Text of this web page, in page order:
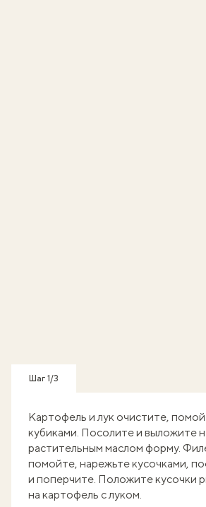
Шаг 1/3
Картофель и лук очистите,
кубиками. Посолите и выложите
растительным маслом форму.
помойте, нарежьте кусочками,
и поперчите. Положите кусочки
на картофель с луком.